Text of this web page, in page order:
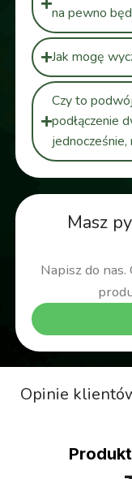
Masz
Napisz do
na pewno
Jak mogę
Czy to
podłączenie
jednocześnie,
Opinie